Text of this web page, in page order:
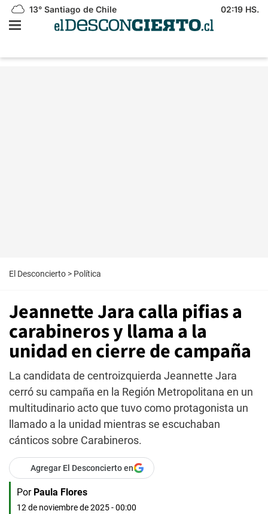
13° Santiago de Chile 02:19 HS.
El Desconcierto > Política
Jeannette Jara calla pifias a
carabineros y llama a la
unidad en cierre de campaña
La candidata de centroizquierda Jeannette Jara
cerró su campaña en la Región Metropolitana en un
multitudinario acto que tuvo como protagonista un
llamado a la unidad mientras se escuchaban
cánticos sobre Carabineros.
Agregar El Desconcierto en
Por Paula Flores
12 de noviembre de 2025 - 00:00